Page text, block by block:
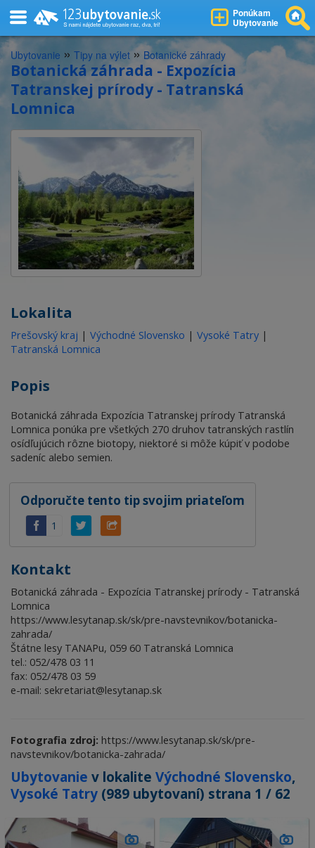
Ponúkam
Ubytovanie
Ubytovanie » Tipy na výlet » Botanické záhrady
Botanická záhrada - Expozícia
Tatranskej prírody - Tatranská
Lomnica
Lokalita
Prešovský kraj | Východné Slovensko | Vysoké Tatry |
Tatranská Lomnica
Popis
Botanická záhrada Expozícia Tatranskej prírody Tatranská
Lomnica ponúka pre všetkých 270 druhov tatranských rastlín
osídľujúcich rôzne biotopy, niektoré si môže kúpiť v podobe
sadeníc alebo semien.
Odporučte tento tip svojim priateľom
1
Kontakt
Botanická záhrada - Expozícia Tatranskej prírody - Tatranská
Lomnica
https://www.lesytanap.sk/sk/pre-navstevnikov/botanicka-
zahrada/
Štátne lesy TANAPu, 059 60 Tatranská Lomnica
tel.: 052/478 03 11
fax: 052/478 03 59
e-mail: sekretariat@lesytanap.sk
Fotografia zdroj: https://www.lesytanap.sk/sk/pre-
navstevnikov/botanicka-zahrada/
Ubytovanie v lokalite Východné Slovensko,
Vysoké Tatry (989 ubytovaní) strana 1 / 62